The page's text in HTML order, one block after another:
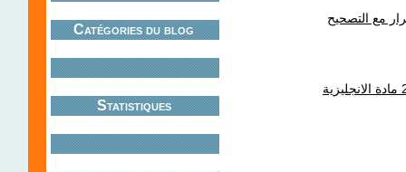
Catégories du blog
Statistiques
مع التصحيح